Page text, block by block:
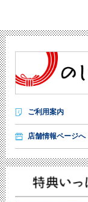
ご利用案内
店舗情報ページへ